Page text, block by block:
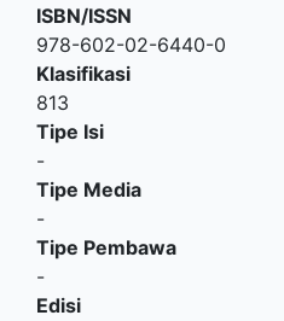
ISBN/ISSN
978-602-02-6440-0
Klasifikasi
813
Tipe Isi
-
Tipe Media
-
Tipe Pembawa
-
Edisi